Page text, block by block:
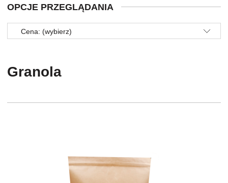
OPCJE PRZEGLĄDANIA
Cena: (wybierz)
Granola